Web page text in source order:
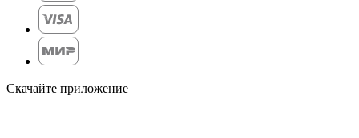
Скачайте приложение